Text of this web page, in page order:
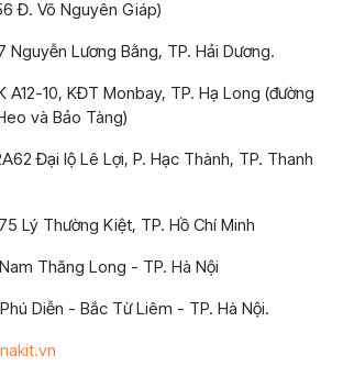
Đ. Võ Nguyên Giáp)
Nguyễn Lương Bằng, TP. Hải Dương.
A12-10, KĐT Monbay, TP. Hạ Long (đường
và Bảo Tàng)
Đại lộ Lê Lợi, P. Hạc Thành, TP. Thanh
Lý Thường Kiệt, TP. Hồ Chí Minh
Thăng Long - TP. Hà Nội
Diễn - Bắc Từ Liêm - TP. Hà Nội.